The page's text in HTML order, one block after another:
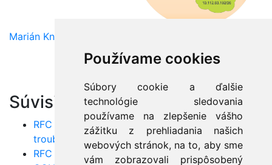
Používame cookies
Súbory cookie a ďalšie
technológie sledovania
používame na zlepšenie vášho
zážitku z prehliadania našich
webových stránok, na to, aby sme
vám zobrazovali prispôsobený
Marián Knězek
Súvisiace články:
RFC 4443: ICMPv6 – Životne dôležité pre IPv6
troubleshooting
RFC 8200: IPv6 – Budúcnosť adresácie pre